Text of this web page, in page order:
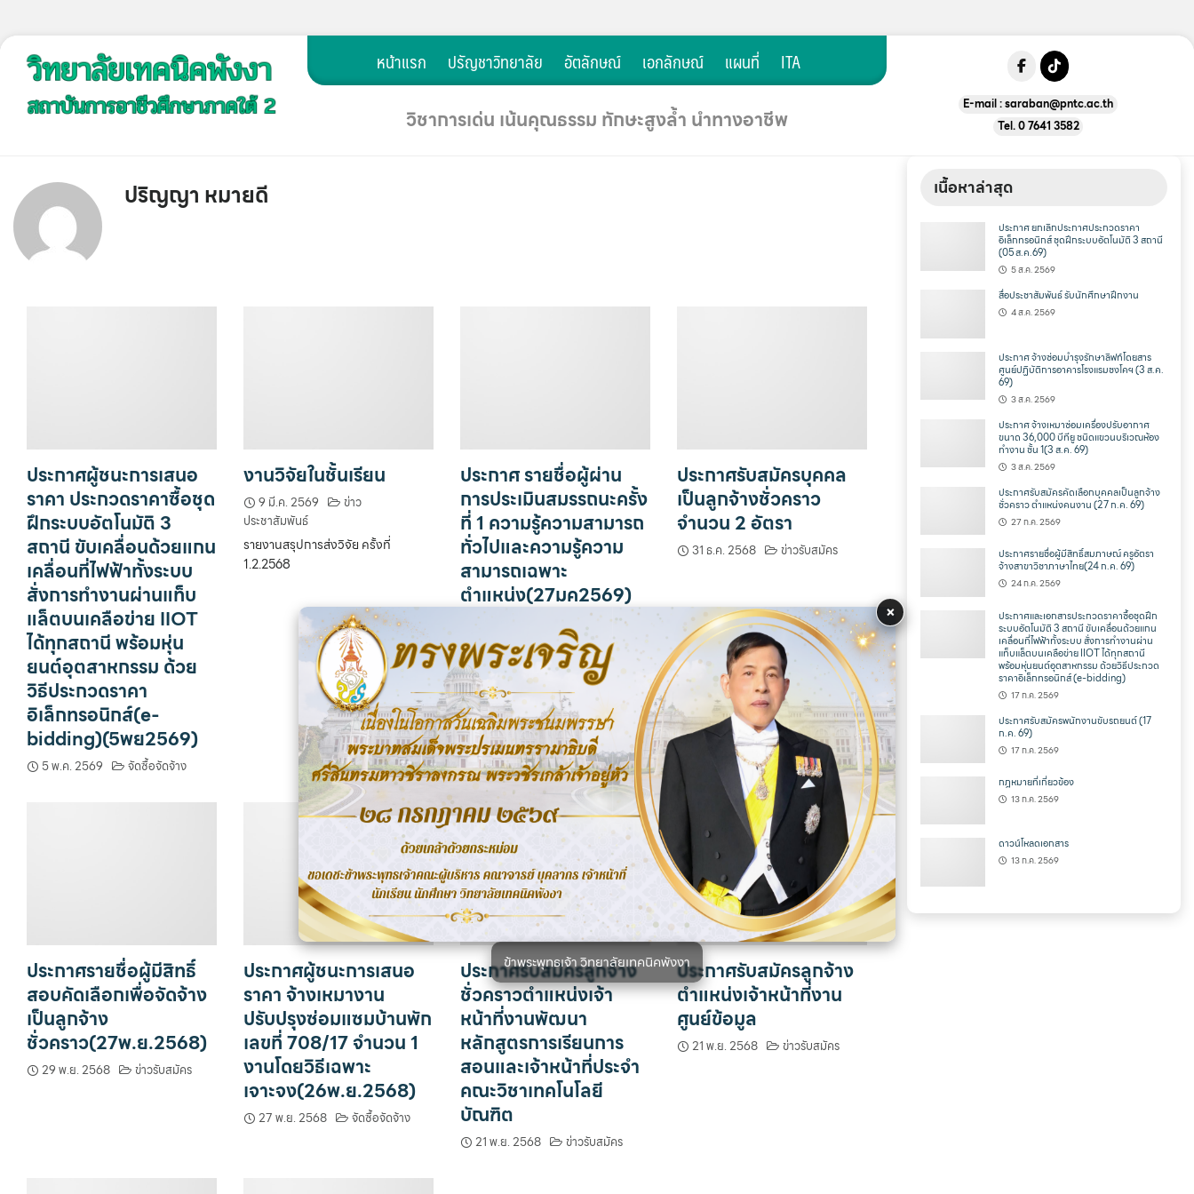
หน้าแรก ปรัญชาวิทยาลัย อัตลักษณ์ เอกลักษณ์ แผนที่ ITA
วิชาการเด่น เน้นคุณธรรม ทักษะสูงล้ำ นำทางอาชีพ
E-mail :saraban@pntc.ac.th
Tel. 0 7641 3582
ปริญญา หมายดี
ประกาศผู้ชนะการเสนอ
ราคา ประกวดราคาซื้อชุด
ฝึกระบบอัตโนมัติ 3
สถานี ขับเคลื่อนด้วยแกน
เคลื่อนที่ไฟฟ้าทั้งระบบ
สั่งการทำงานผ่านแท็บ
แล็ตบนเคลือข่าย IIOT
ได้ทุกสถานี พร้อมหุ่น
ยนต์อุตสาหกรรม ด้วย
วิธีประกวดราคา
อิเล็กทรอนิกส์(e-
bidding)(5พย2569)
5 พ.ค. 2569 จัดซื้อจัดจ้าง
งานวิจัยในชั้นเรียน
9 มี.ค. 2569
ข่าว
ประชาสัมพันธ์
รายงานสรุปการส่งวิจัย ครั้งที่
1.2.2568
ประกาศ รายชื่อผู้ผ่าน
การประเมินสมรรถนะครั้ง
ที่ 1 ความรู้ความสามารถ
ทั่วไปและความรู้ความ
สามารถเฉพาะ
ตำแหน่ง(27มค2569)
27 ม.ค. 2569 ข่าวรับสมัคร
ประกาศรับสมัครบุคคล
เป็นลูกจ้างชั่วคราว
จำนวน 2 อัตรา
31 ธ.ค. 2568 ข่าวรับสมัคร
ประกาศรายชื่อผู้มีสิทธิ์
สอบคัดเลือกเพื่อจัดจ้าง
เป็นลูกจ้าง
ชั่วคราว(27พ.ย.2568)
29 พ.ย. 2568 ข่าวรับสมัคร
ประกาศผู้ชนะการเสนอ
ราคา จ้างเหมางาน
ปรับปรุงซ่อมแซมบ้านพัก
เลขที่ 708/17 จำนวน 1
งานโดยวิธีเฉพาะ
เจาะจง(26พ.ย.2568)
27 พ.ย. 2568 จัดซื้อจัดจ้าง
ประกาศรับสมัครลูกจ้าง
ชั่วคราวตำแหน่งเจ้า
หน้าที่งานพัฒนา
หลักสูตรการเรียนการ
สอนและเจ้าหน้าที่ประจำ
คณะวิชาเทคโนโลยี
บัณฑิต
21 พ.ย. 2568 ข่าวรับสมัคร
ประกาศรับสมัครลูกจ้าง
ตำแหน่งเจ้าหน้าที่งาน
ศูนย์ข้อมูล
21 พ.ย. 2568 ข่าวรับสมัคร
เนื้อหาล่าสุด
ประกาศ ยกเลิกประกาศประกวดราคา
อิเล็กทรอนิกส์ ชุดฝึกระบบอัตโนมัติ 3 สถานี
(05 ส.ค.69)
5 ส.ค. 2569
สื่อประชาสัมพันธ์ รับนักศึกษาฝึกงาน
4 ส.ค. 2569
ประกาศ จ้างซ่อมบำรุงรักษาลิฟท์โดยสาร
ศูนย์ปฏิบัติการอาคารโรงแรมชงโคฯ (3 ส.ค.
69)
3 ส.ค. 2569
ประกาศ จ้างเหมาซ่อมเครื่องปรับอากาศ
ขนาด 36,000 บีทียู ชนิดแขวนบริเวณห้อง
ทำงาน ชั้น 1(3 ส.ค. 69)
3 ส.ค. 2569
ประกาศรับสมัครคัดเลือกบุคคลเป็นลูกจ้าง
ชั่วคราว ตำแหน่งคนงาน (27 ก.ค. 69)
27 ก.ค. 2569
ประกาศรายชื่อผู้มีสิทธิ์สมภาษณ์ ครูอัตรา
จ้างสาขาวิชาภาษาไทย(24 ก.ค. 69)
24 ก.ค. 2569
ประกาศและเอกสารประกวดราคาซื้อชุดฝึก
ระบบอัตโนมัติ 3 สถานี ขับเคลื่อนด้วยแกน
เคลื่อนที่ไฟฟ้าทั้งระบบ สั่งการทำงานผ่าน
แท็บแล็ตบนเคลือข่าย IIOT ได้ทุกสถานี
พร้อมหุ่นยนต์อุตสาหกรรม ด้วยวิธีประกวด
ราคาอิเล็กทรอนิกส์ (e-bidding)
17 ก.ค. 2569
ประกาศรับสมัครพนักงานขับรถยนต์ (17
ก.ค. 69)
17 ก.ค. 2569
กฎหมายที่เกี่ยวข้อง
13 ก.ค. 2569
ดาวน์โหลดเอกสาร
13 ก.ค. 2569
×
ข้าพระพุทธเจ้า วิทยาลัยเทคนิคพังงา